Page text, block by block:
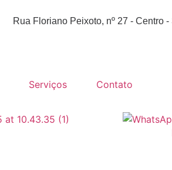
Rua Floriano Peixoto, nº 27 - Centro
Serviços Contato